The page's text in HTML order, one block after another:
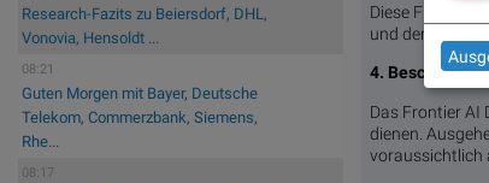
Research-Fazits zu Beiersdorf, DHL,
Vonovia, Hensoldt ...
08:21
Guten Morgen mit Bayer, Deutsche
Telekom, Commerzbank, Siemens,
Rhe...
08:17
Diese
und der
4.
Das Frontier AI
dienen.
voraussichtlich